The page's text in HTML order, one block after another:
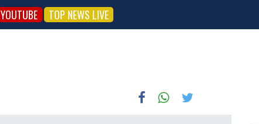
YOUTUBE TOP NEWS LIVE